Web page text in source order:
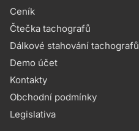
Ceník
Čtečka tachografů
Dálkové stahování tachografů
Demo účet
Kontakty
Obchodní podmínky
Legislativa